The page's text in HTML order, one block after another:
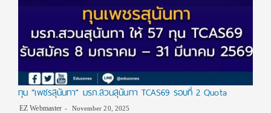
ทุน “เพชรสุนันทา” มรภ.สวนสุนันทา TCAS69 รอบที่ 2 Quota
EZ Webmaster November 20, 2025